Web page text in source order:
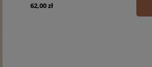
62,00 zł